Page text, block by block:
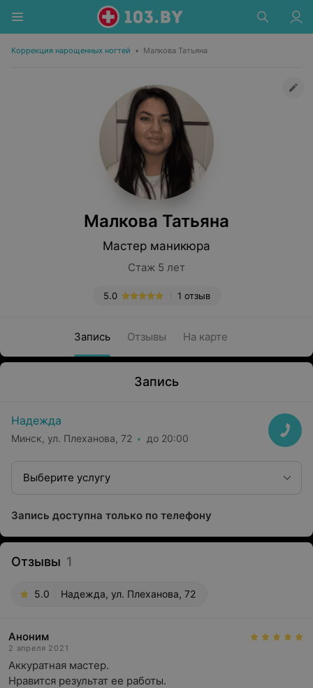
Коррекция нарощенных ногтей • Малкова Татьяна
Малкова Татьяна
Мастер маникюра
Стаж 5 лет
1 отзыв
5.0
Запись Отзывы На карте
Запись
Надежда
Минск, ул. Плеханова, 72 до 20:00
Выберите услугу
Запись доступна только по телефону
Отзывы 1
5.0 Надежда, ул. Плеханова, 72
Аноним
2 апреля 2021
Аккуратная мастер.
Нравится результат ее работы.